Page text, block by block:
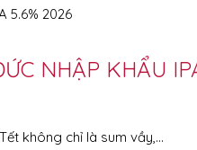
NHẬP KHẨU
Tết không chỉ là sum vầy,…